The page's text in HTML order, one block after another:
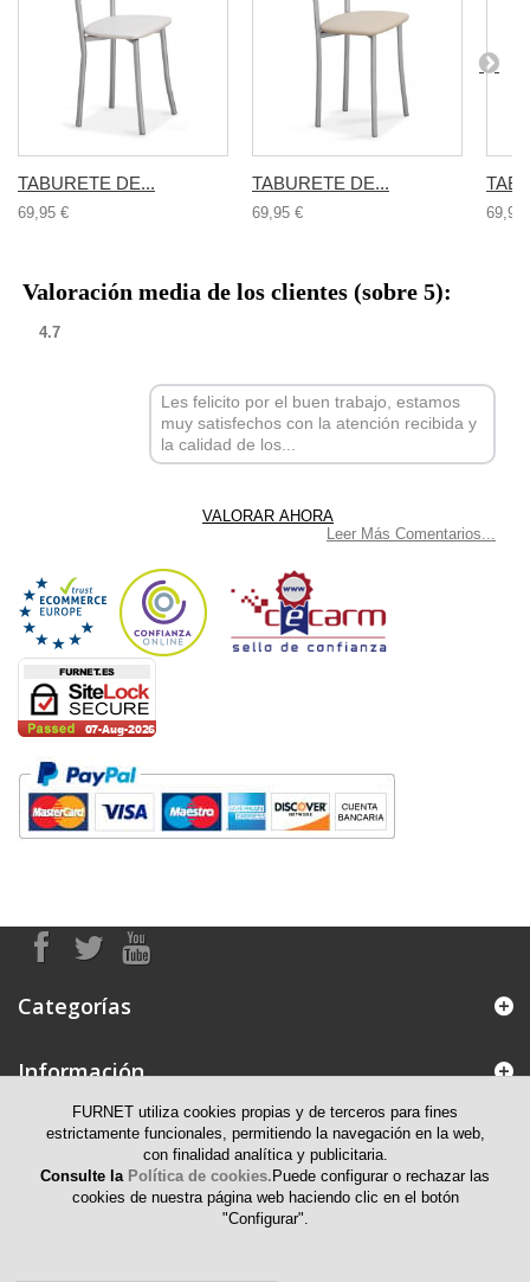
TABURETE DE...
69,95 €
TABURETE DE...
69,95 € 69,95
Valoración media de los clientes (sobre 5):
4.7
Les felicito por el buen trabajo, estamos
muy satisfechos con la atención recibida y
la calidad de los...
Leer Más Comentarios...
Categorías
Información
Mi cuenta
Información de contacto
FURNET utiliza cookies propias y de terceros para fines
estrictamente funcionales, permitiendo la navegación en la web,
con finalidad analítica y publicitaria.
Consulte la Política de cookies. Puede configurar o rechazar las
cookies de nuestra página web haciendo clic en el botón
"Configurar".